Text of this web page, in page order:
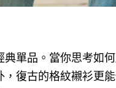
單品。當你思考如
復古的格紋襯衫更